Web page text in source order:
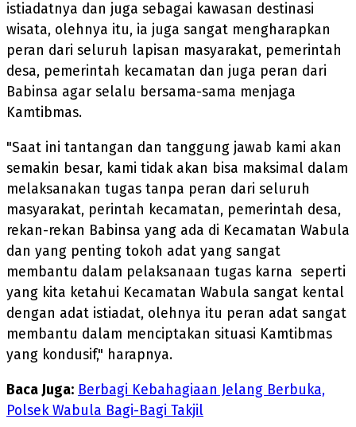
istiadatnya dan juga sebagai kawasan destinasi
wisata, olehnya itu, ia juga sangat mengharapkan
peran dari seluruh lapisan masyarakat, pemerintah
desa, pemerintah kecamatan dan juga peran dari
Babinsa agar selalu bersama-sama menjaga
Kamtibmas.
"Saat ini tantangan dan tanggung jawab kami akan
semakin besar, kami tidak akan bisa maksimal dalam
melaksanakan tugas tanpa peran dari seluruh
masyarakat, perintah kecamatan, pemerintah desa,
rekan-rekan Babinsa yang ada di Kecamatan Wabula
dan yang penting tokoh adat yang sangat
membantu dalam pelaksanaan tugas karna seperti
yang kita ketahui Kecamatan Wabula sangat kental
dengan adat istiadat, olehnya itu peran adat sangat
membantu dalam menciptakan situasi Kamtibmas
yang kondusif," harapnya.
Baca Juga: Berbagi Kebahagiaan Jelang Berbuka,
Polsek Wabula Bagi-Bagi Takjil